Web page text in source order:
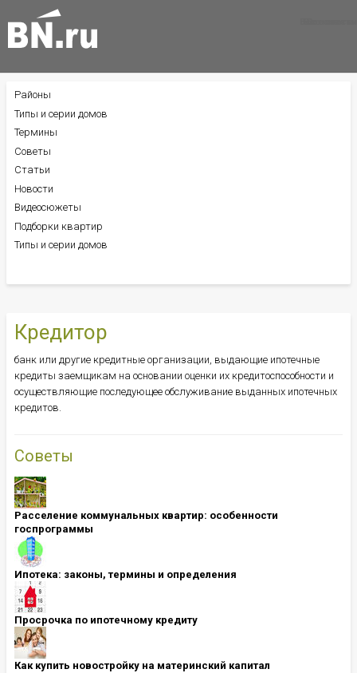
Кредитор
банк или другие кредитные организации, выдающие ипотечные
кредиты заемщикам на основании оценки их кредитоспособности и
осуществляющие последующее обслуживание выданных ипотечных
кредитов.
Советы
Расселение коммунальных квартир: особенности
госпрограммы
Ипотека: ​​​​​​​законы, термины и определения
Просрочка по ипотечному кредиту
Как купить новостройку на материнский капитал
БОКОВОЕ
МЕНЮ
Районы
Типы и серии домов
Термины
Советы
Статьи
Новости
Видеосюжеты
Подборки квартир
Типы и серии домов